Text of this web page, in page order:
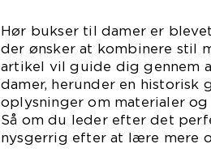
Hør bukser til damer er
der ønsker at kombinere stil
artikel vil guide dig gennem
damer, herunder en historisk
oplysninger om materialer
Så om du leder efter det
nysgerrig efter at lære mere